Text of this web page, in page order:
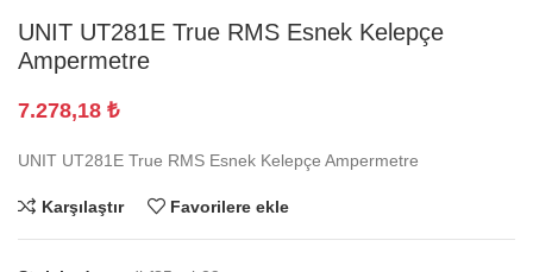
UNIT UT281E True RMS Esnek Kelepçe
Ampermetre
7.278,18 ₺
UNIT UT281E True RMS Esnek Kelepçe Ampermetre
Karşılaştır Favorilere ekle